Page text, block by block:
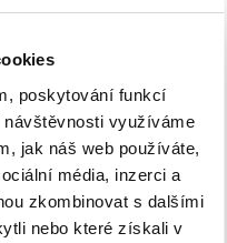
poskytování funkcí
využíváme
jak náš web používáte,
média, inzerci a
zkombinovat s dalšími
nebo které získali v
osobních údajů máte
opravu údajů, právo na
údajů, právo vznést
úřadu (Úřad pro ochranu